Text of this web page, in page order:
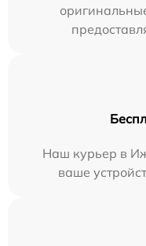
Наш курьер в
ваше